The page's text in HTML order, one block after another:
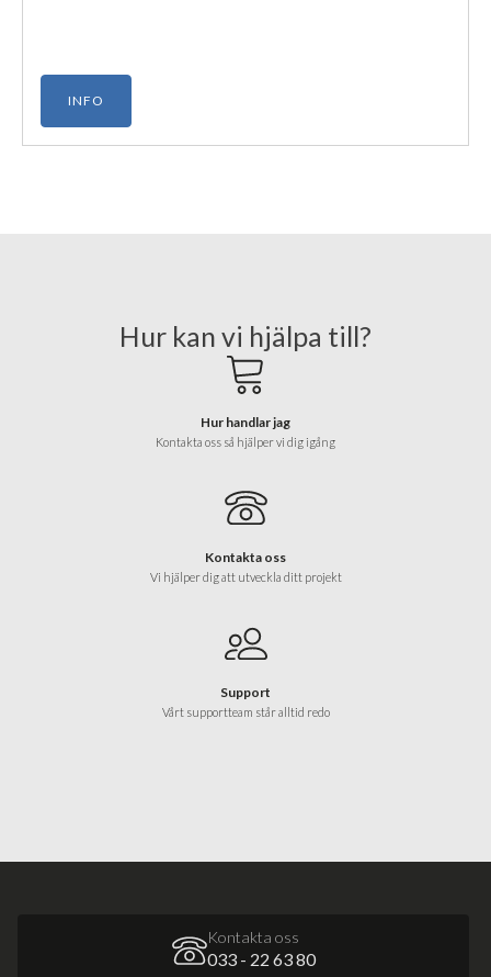
INFO
Hur kan vi hjälpa till?
Hur handlar jag
Kontakta oss så hjälper vi dig igång
Kontakta oss
Vi hjälper dig att utveckla ditt projekt
Support
Vårt supportteam står alltid redo
Kontakta oss
033 - 22 63 80